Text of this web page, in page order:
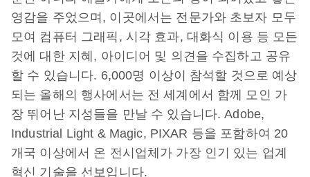
영감을 주었으며, 이곳에서는 전문가와 초보자 모두
모여 컴퓨터 그래픽, 시각 효과, 대화식 이용 등 모든
것에 대한 지혜, 아이디어 및 의견을 수집하고 공유
할 수 있습니다. 6,000명 이상이 참석할 것으로 예상
되는 올해의 행사에서는 전 세계에서 함께 모인 가
장 뛰어난 지성들을 만날 수 있습니다. Adobe,
Industrial Light & Magic, PIXAR 등을 포함하여 20
개국 이상에서 온 전시업체가 가장 인기 있는 업계
혁신 기술을 선보입니다.